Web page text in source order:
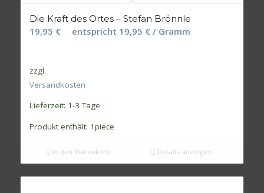
Die Kraft des Ortes – Stefan Brönnle
19,95 € entspricht 19,95 €/ Gramm
zzgl.
Versandkosten
Lieferzeit: 1-3 Tage
Produkt enthält: 1piece
In den Warenkorb Details anzeigen